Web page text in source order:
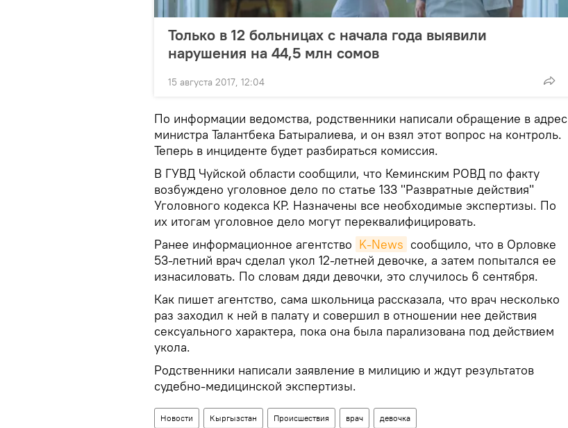
Только в 12 больницах с начала года выявили
нарушения на 44,5 млн сомов
15 августа 2017, 12:04
По информации ведомства, родственники написали обращение в адрес
министра Талантбека Батыралиева, и он взял этот вопрос на контроль.
Теперь в инциденте будет разбираться комиссия.
В ГУВД Чуйской области сообщили, что Кеминским РОВД по факту
возбуждено уголовное дело по статье 133 "Развратные действия"
Уголовного кодекса КР. Назначены все необходимые экспертизы. По
их итогам уголовное дело могут переквалифицировать.
Ранее информационное агентство K-News сообщило, что в Орловке
53-летний врач сделал укол 12-летней девочке, а затем попытался ее
изнасиловать. По словам дяди девочки, это случилось 6 сентября.
Как пишет агентство, сама школьница рассказала, что врач несколько
раз заходил к ней в палату и совершил в отношении нее действия
сексуального характера, пока она была парализована под действием
укола.
Родственники написали заявление в милицию и ждут результатов
судебно-медицинской экспертизы.
Новости Кыргызстан Происшествия врач девочка